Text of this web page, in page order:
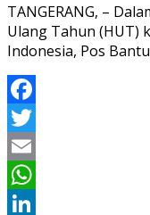
TANGERANG, –
Ulang Tahun (HUT)
Indonesia, Pos
Facebook
Twitter
Email
WhatsApp